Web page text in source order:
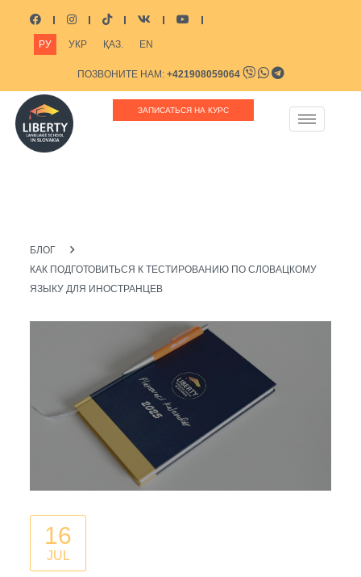
РУ УКР ҚАЗ. EN
ПОЗВОНИТЕ НАМ: +421908059064
НАПИШИТЕ НАМ:INFO@LIBERTYSCHOOL.EU
ЗАПИСАТЬСЯ НА КУРС
БЛОГ
КАК ПОДГОТОВИТЬСЯ К ТЕСТИРОВАНИЮ ПО СЛОВАЦКОМУ
ЯЗЫКУ ДЛЯ ИНОСТРАНЦЕВ
16
JUL